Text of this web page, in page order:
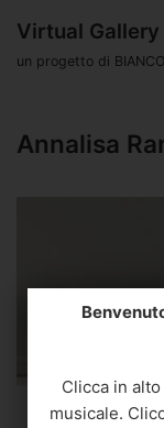
Vai
contenuto
Virtual Gallery
un progetto di
Annalisa
Clicca in
musicale.